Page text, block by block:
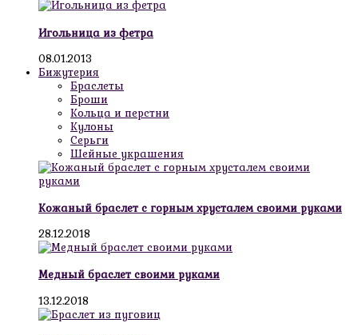
Игольница из фетра
08.01.2013
Бижутерия
Браслеты
Броши
Кольца и перстни
Кулоны
Серьги
Шейные украшения
Кожаный браслет с горным хрусталем своими руками
28.12.2018
Медный браслет своими руками
13.12.2018